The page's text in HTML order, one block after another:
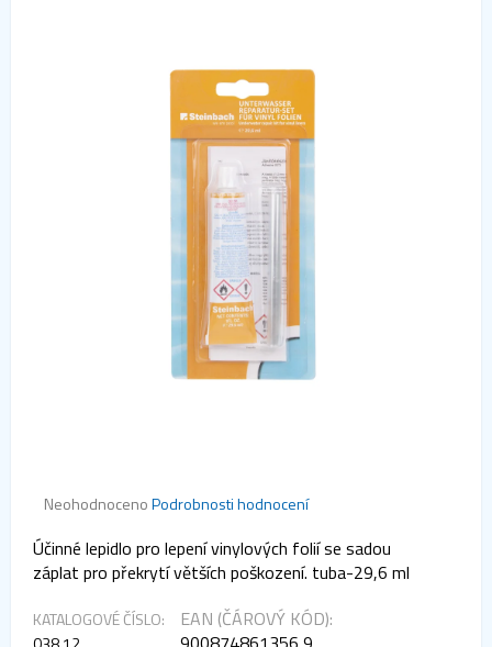
Průměrné
produktu
je
0,0
hvězdiček.
NeohodnocenoPodrobnosti hodnocení
Účinné lepidlo pro lepení vinylových folií se sadou
záplat pro překrytí větších poškození. tuba-29,6 ml
KATALOGOVÉ ČÍSLO:
EAN (ČÁROVÝ KÓD):